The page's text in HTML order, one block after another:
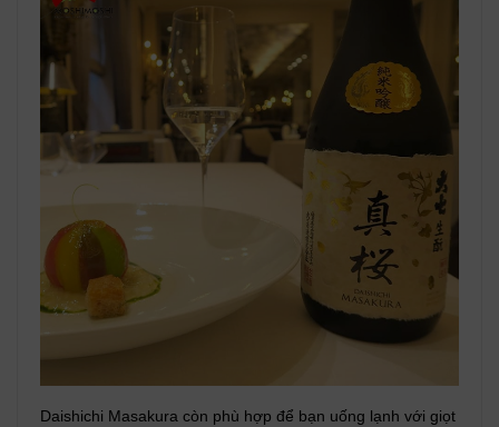
Daishichi Masakura còn phù hợp để bạn uống lạnh với giọt